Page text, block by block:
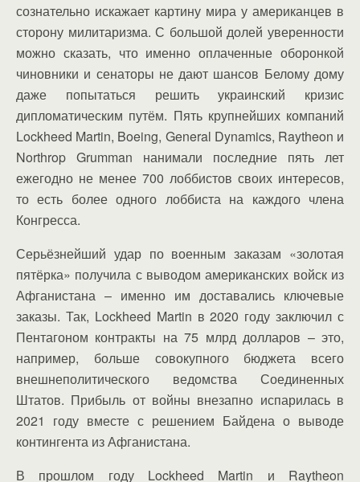
сознательно искажает картину мира у американцев в
сторону милитаризма. С большой долей уверенности
можно сказать, что именно оплаченные оборонкой
чиновники и сенаторы не дают шансов Белому дому
даже попытаться решить украинский кризис
дипломатическим путём. Пять крупнейших компаний
Lockheed Martin, Boeing, General Dynamics, Raytheon и
Northrop Grumman нанимали последние пять лет
ежегодно не менее 700 лоббистов своих интересов,
то есть более одного лоббиста на каждого члена
Конгресса.
Серьёзнейший удар по военным заказам «золотая
пятёрка» получила с выводом американских войск из
Афганистана – именно им доставались ключевые
заказы. Так, Lockheed Martin в 2020 году заключил с
Пентагоном контракты на 75 млрд долларов – это,
например, больше совокупного бюджета всего
внешнеполитического ведомства Соединенных
Штатов. Прибыль от войны внезапно испарилась в
2021 году вместе с решением Байдена о выводе
контингента из Афганистана.
В прошлом году Lockheed Martin и Raytheon